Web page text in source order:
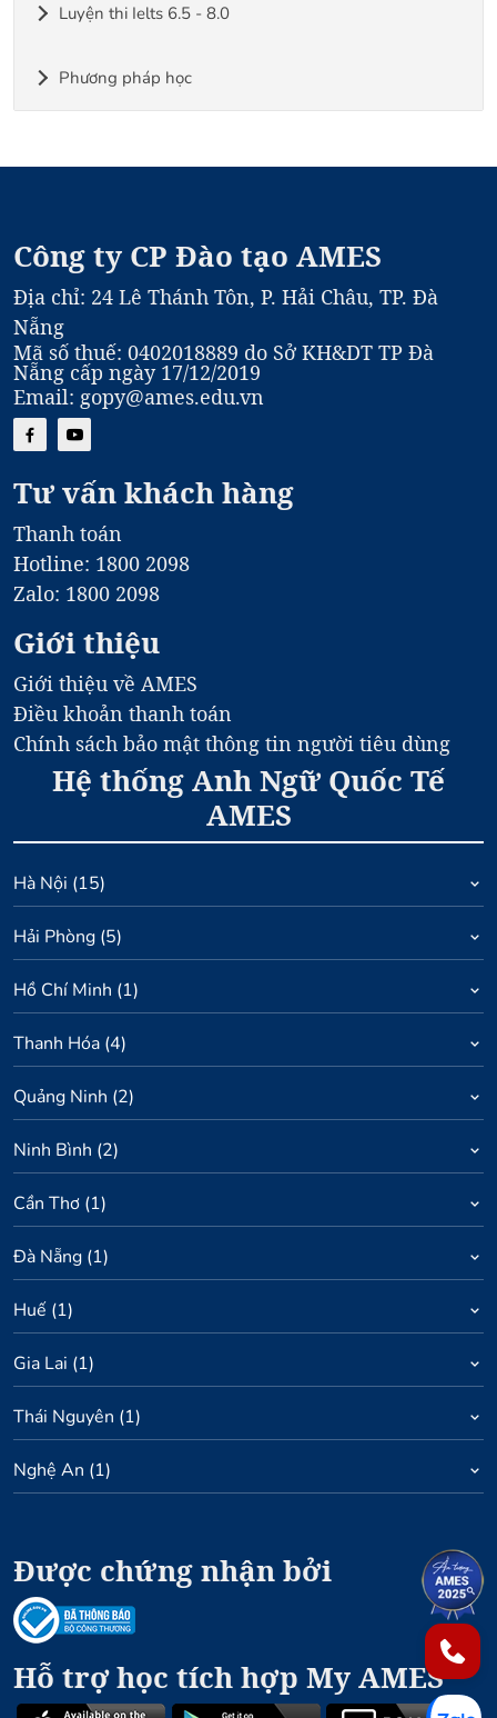
Luyện thi Ielts 6.5 - 8.0
Phương pháp học
Công ty CP Đào tạo AMES
Địa chỉ: 24 Lê Thánh Tôn, P. Hải Châu, TP. Đà
Nẵng
Mã số thuế: 0402018889 do Sở KH&DT TP Đà
Nẵng cấp ngày 17/12/2019
Email: gopy@ames.edu.vn
Tư vấn khách hàng
Thanh toán
Hotline: 1800 2098
Zalo: 1800 2098
Giới thiệu
Giới thiệu về AMES
Điều khoản thanh toán
Chính sách bảo mật thông tin người tiêu dùng
Hệ thống Anh Ngữ Quốc Tế
AMES
Hà Nội (15)
Hải Phòng (5)
Hồ Chí Minh (1)
Thanh Hóa (4)
Quảng Ninh (2)
Ninh Bình (2)
Cần Thơ (1)
Đà Nẵng (1)
Huế (1)
Gia Lai (1)
Thái Nguyên (1)
Nghệ An (1)
Được chứng nhận bởi
Hỗ trợ học tích hợp My AMES